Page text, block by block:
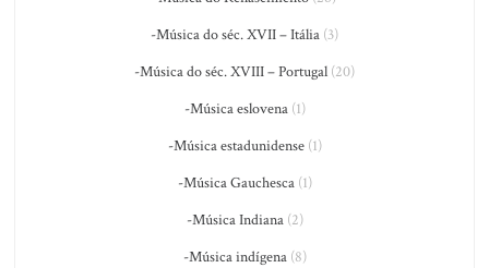
-Música do séc. XVII – Itália (3)
-Música do séc. XVIII – Portugal (20)
-Música eslovena(1)
-Música estadunidense(1)
-Música Gauchesca(1)
-Música Indiana(2)
-Música indígena(8)